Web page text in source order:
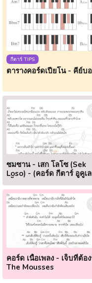
กีตาร์ TIPS
ตารางคอร์ดเปียโน - คีย์บ
ซมซาน - เสก โลโซ (Sek
Loso) - (คอร์ด กีตาร์ อูคูเล
คอร์ด เนื้อเพลง - เจ็บที่ต้อ
The Mousses